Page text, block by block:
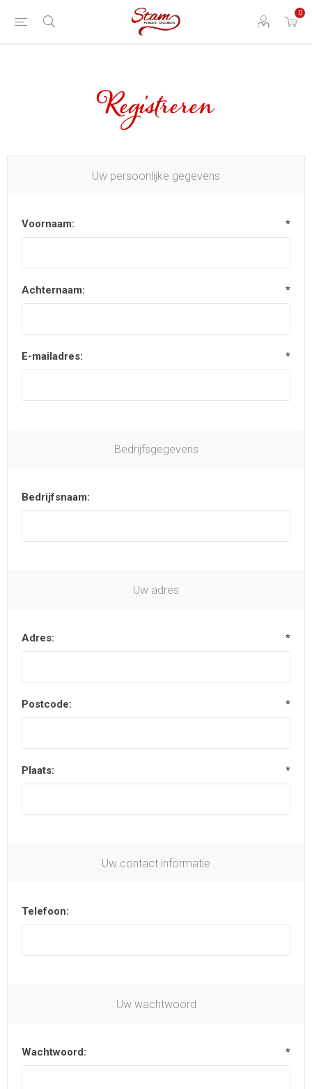
0
Registreren
Uw persoonlijke gegevens
Voornaam: *
Achternaam: *
E-mailadres: *
Bedrijfsgegevens
Bedrijfsnaam:
Uw adres
Adres: *
Postcode: *
Plaats: *
Uw contact informatie
Telefoon:
Uw wachtwoord
Wachtwoord: *